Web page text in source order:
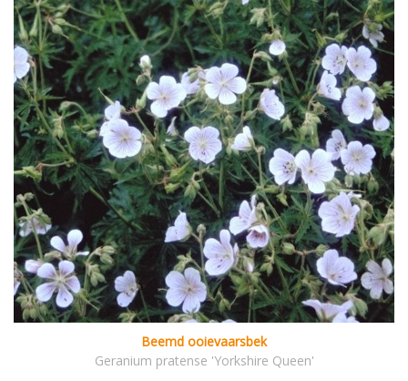
Beemd ooievaarsbek
Geranium pratense 'Yorkshire Queen'